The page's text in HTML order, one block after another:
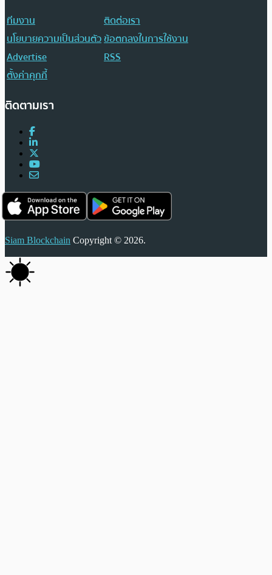
ทีมงาน
ติดต่อเรา
นโยบายความเป็นส่วนตัวข้อตกลงในการใช้งาน
Advertise
RSS
ตั้งค่าคุกกี้
ติดตามเรา
Siam Blockchain Copyright © 2026.